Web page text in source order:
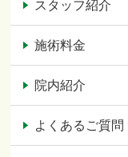
スタッフ紹介
施術料金
院内紹介
よくあるご質問